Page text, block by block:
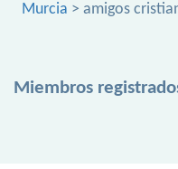
Murcia > amigos
Miembros